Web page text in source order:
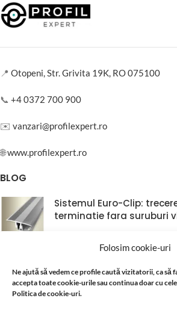
Folosim cookie-uri
Ne ajută să vedem ce profile caută vizitatorii, ca să
accepta toate cookie-urile sau continua doar cu
Politica de cookie-uri.
📍 Otopeni, Str. Grivita 19K, RO 075100
📞 +4 0372 700 900
✉️ vanzari@profilexpert.ro
🌐www.profilexpert.ro
BLOG
Sistemul Euro-Clip:
terminatie fara suruburi
Montaj minileiste fara
fara adeziv
06/08/2026